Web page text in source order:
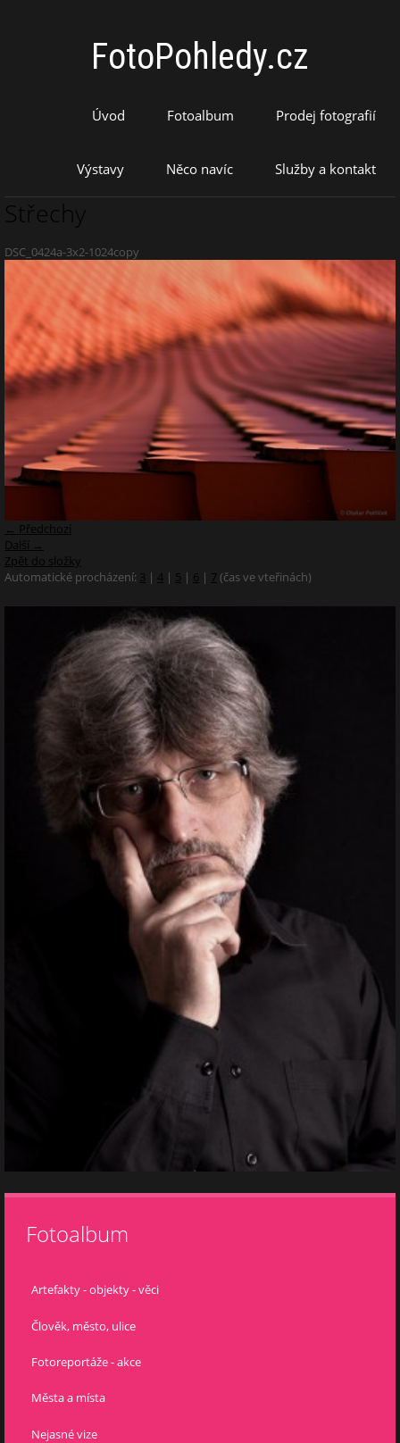
FotoPohledy.cz
Úvod Fotoalbum Prodej fotografií
Výstavy Něco navíc Služby a kontakt
Střechy
DSC_0424a-3x2-1024copy
← Předchozí
Další →
Zpět do složky
Automatické procházení: 3 | 4 | 5 | 6 | 7 (čas ve vteřinách)
Fotoalbum
Artefakty - objekty - věci
Člověk, město, ulice
Fotoreportáže - akce
Města a místa
Nejasné vize